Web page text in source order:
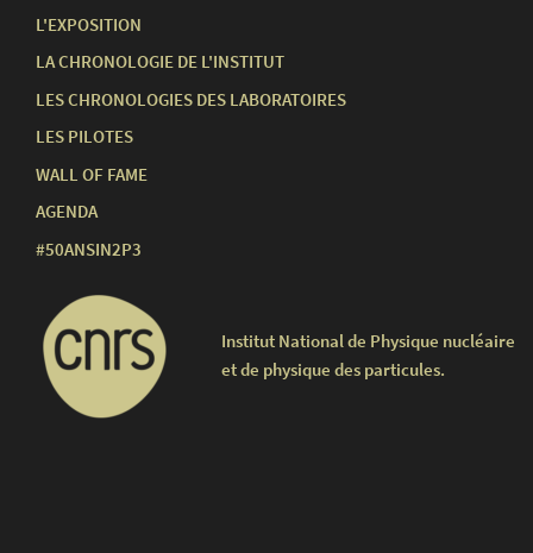
L'EXPOSITION
LA CHRONOLOGIE DE L'INSTITUT
LES CHRONOLOGIES DES LABORATOIRES
LES PILOTES
WALL OF FAME
AGENDA
#50ANSIN2P3
Institut National de Physique nucléaire
et de physique des particules.